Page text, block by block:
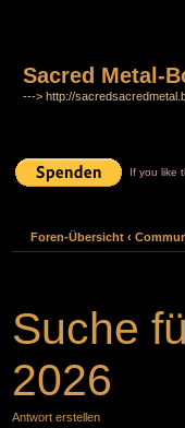
Sacred Metal-
---> http://
If you like
Foren-Übersicht ‹
Suche
2026
Antwort erstellen